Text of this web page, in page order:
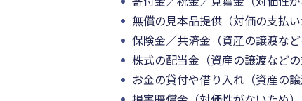
無償の見本品提供（対価の支払い
保険金／共済金（資産の譲渡など
株式の配当金（資産の譲渡などの
お金の貸付や借り入れ（資産の譲